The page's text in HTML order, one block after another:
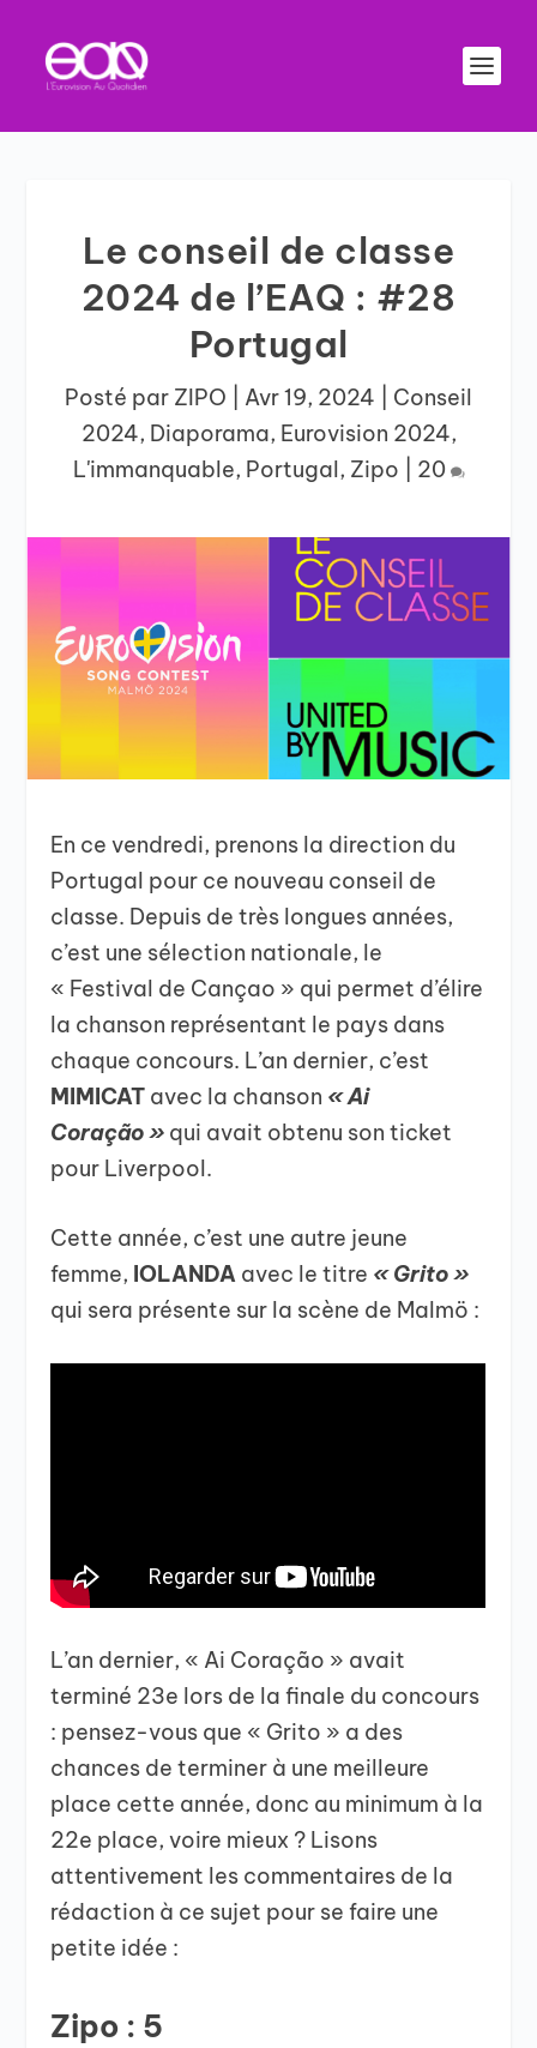
Le conseil de classe
2024 de l’EAQ : #28
Portugal
Posté par ZIPO Avr 19, 2024
Conseil
2024, Diaporama, Eurovision 2024,
L'immanquable, Portugal, Zipo 20
En ce vendredi, prenons la direction du
Portugal pour ce nouveau conseil de
classe. Depuis de très longues années,
c’est une sélection nationale, le
« Festival de Cançao » qui permet d’élire
la chanson représentant le pays dans
chaque concours. L’an dernier, c’est
MIMICAT avec la chanson « Ai
Coração » qui avait obtenu son ticket
pour Liverpool.
Cette année, c’est une autre jeune
femme, IOLANDA avec le titre « Grito »
qui sera présente sur la scène de Malmö :
L’an dernier, « Ai Coração » avait
terminé 23e lors de la finale du concours
: pensez-vous que « Grito » a des
chances de terminer à une meilleure
place cette année, donc au minimum à la
22e place, voire mieux ? Lisons
attentivement les commentaires de la
rédaction à ce sujet pour se faire une
petite idée :
Zipo : 5